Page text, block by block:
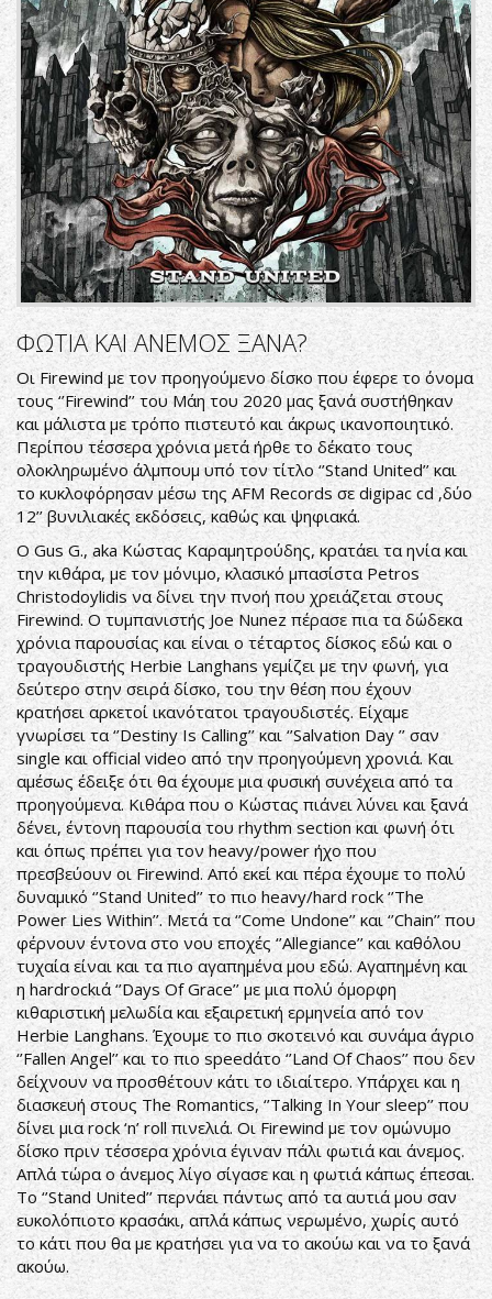
ΦΩΤΙΑ ΚΑΙ ΑΝΕΜΟΣ ΞΑΝΑ?
Οι Firewind με τον προηγούμενο δίσκο που έφερε το όνομα
τους ‘’Firewind’’ του Μάη του 2020 μας ξανά συστήθηκαν
και μάλιστα με τρόπο πιστευτό και άκρως ικανοποιητικό.
Περίπου τέσσερα χρόνια μετά ήρθε το δέκατο τους
ολοκληρωμένο άλμπουμ υπό τον τίτλο ‘’Stand United’’ και
το κυκλοφόρησαν μέσω της AFM Records σε digipac cd ,δύο
12’’ βυνιλιακές εκδόσεις, καθώς και ψηφιακά.
Ο Gus G., aka Κώστας Καραμητρούδης, κρατάει τα ηνία και
την κιθάρα, με τον μόνιμο, κλασικό μπασίστα Petros
Christodoylidis να δίνει την πνοή που χρειάζεται στους
Firewind. Ο τυμπανιστής Joe Nunez πέρασε πια τα δώδεκα
χρόνια παρουσίας και είναι ο τέταρτος δίσκος εδώ και ο
τραγουδιστής Herbie Langhans γεμίζει με την φωνή, για
δεύτερο στην σειρά δίσκο, του την θέση που έχουν
κρατήσει αρκετοί ικανότατοι τραγουδιστές. Είχαμε
γνωρίσει τα ‘’Destiny Is Calling’’ και ‘’Salvation Day ’’ σαν
single και official video από την προηγούμενη χρονιά. Και
αμέσως έδειξε ότι θα έχουμε μια φυσική συνέχεια από τα
προηγούμενα. Κιθάρα που ο Κώστας πιάνει λύνει και ξανά
δένει, έντονη παρουσία του rhythm section και φωνή ότι
και όπως πρέπει για τον heavy/power ήχο που
πρεσβεύουν οι Firewind. Από εκεί και πέρα έχουμε το πολύ
δυναμικό ‘’Stand United’’ το πιο heavy/hard rock ‘’The
Power Lies Within’’. Μετά τα ‘’Come Undone’’ και ‘’Chain’’ που
φέρνουν έντονα στο νου εποχές ‘’Allegiance’’ και καθόλου
τυχαία είναι και τα πιο αγαπημένα μου εδώ. Αγαπημένη και
η hardrockιά ‘’Days Of Grace’’ με μια πολύ όμορφη
κιθαριστική μελωδία και εξαιρετική ερμηνεία από τον
Herbie Langhans. Έχουμε το πιο σκοτεινό και συνάμα άγριο
‘’Fallen Angel’’ και το πιο speedάτο ‘’Land Of Chaos’’ που δεν
δείχνουν να προσθέτουν κάτι το ιδιαίτερο. Υπάρχει και η
διασκευή στους The Romantics, ‘’Talking In Your sleep’’ που
δίνει μια rock ‘n’ roll πινελιά. Οι Firewind με τον ομώνυμο
δίσκο πριν τέσσερα χρόνια έγιναν πάλι φωτιά και άνεμος.
Απλά τώρα ο άνεμος λίγο σίγασε και η φωτιά κάπως έπεσαι.
Το ‘’Stand United’’ περνάει πάντως από τα αυτιά μου σαν
ευκολόπιοτο κρασάκι, απλά κάπως νερωμένο, χωρίς αυτό
το κάτι που θα με κρατήσει για να το ακούω και να το ξανά
ακούω.